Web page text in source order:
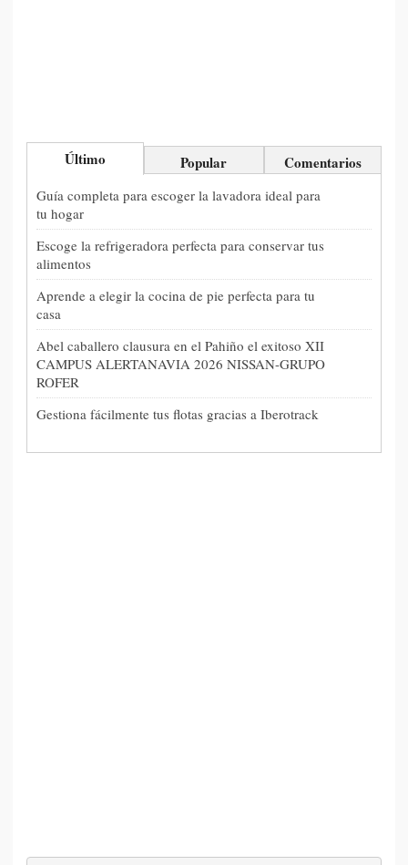
Último Popular Comentarios
Guía completa para escoger la lavadora ideal para
tu hogar
Escoge la refrigeradora perfecta para conservar tus
alimentos
Aprende a elegir la cocina de pie perfecta para tu
casa
Abel caballero clausura en el Pahiño el exitoso XII
CAMPUS ALERTANAVIA 2026 NISSAN-GRUPO
ROFER
Gestiona fácilmente tus flotas gracias a Iberotrack